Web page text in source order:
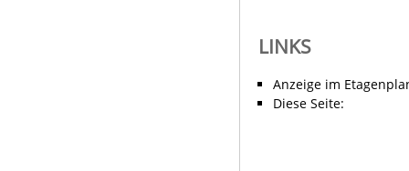
LINKS
Anzeige im
Diese Seite: